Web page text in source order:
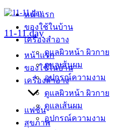
Skip
content
11-11.day
หน้าแรก
ของใช้ในบ้าน
เครื่องสำอาง
ดูแลผิวหน้า ผิวกาย
ดูแลเส้นผม
อุปกรณ์ความงาม
หน้าแรก
ของใช้ในบ้าน
เครื่องสำอาง
ดูแลผิวหน้า ผิวกาย
ดูแลเส้นผม
อุปกรณ์ความงาม
แฟชั่น
สุขภาพ